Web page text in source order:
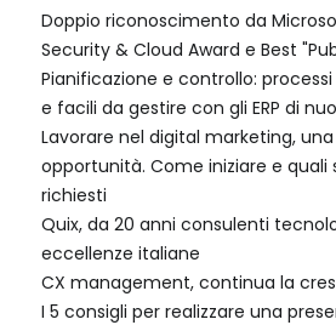
Doppio riconoscimento da
Security & Cloud Award e Best
Pianificazione e controllo:
e facili da gestire con gli ERP di
Lavorare nel digital marketing,
opportunità. Come iniziare e quali
richiesti
Quix, da 20 anni consulenti
eccellenze italiane
CX management, continua la
I 5 consigli per realizzare una